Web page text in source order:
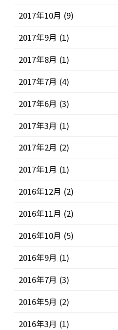
2017年10月 (9)
2017年9月 (1)
2017年8月 (1)
2017年7月 (4)
2017年6月 (3)
2017年3月 (1)
2017年2月 (2)
2017年1月 (1)
2016年12月 (2)
2016年11月 (2)
2016年10月 (5)
2016年9月 (1)
2016年7月 (3)
2016年5月 (2)
2016年3月 (1)